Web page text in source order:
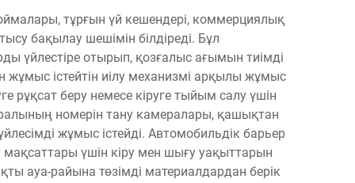
тұрғын үй кешендері, коммерциялық
бақылау шешімін білдіреді. Бұл
үйлестіре отырып, қозғалыс ағымын тиімді
жұмыс істейтін иілу механизмі арқылы жұмыс
рұқсат беру немесе кіруге тыйым салу үшін
номерін тану камералары, қашықтан
жұмыс істейді. Автомобильдік барьер
мақсаттары үшін кіру мен шығу уақыттарын
ауа-райына төзімді материалдардан берік